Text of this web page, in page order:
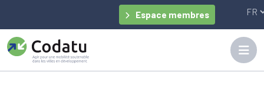
Espace membres
Panneau de gestion des cookies